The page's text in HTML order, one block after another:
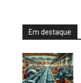
Em destaque